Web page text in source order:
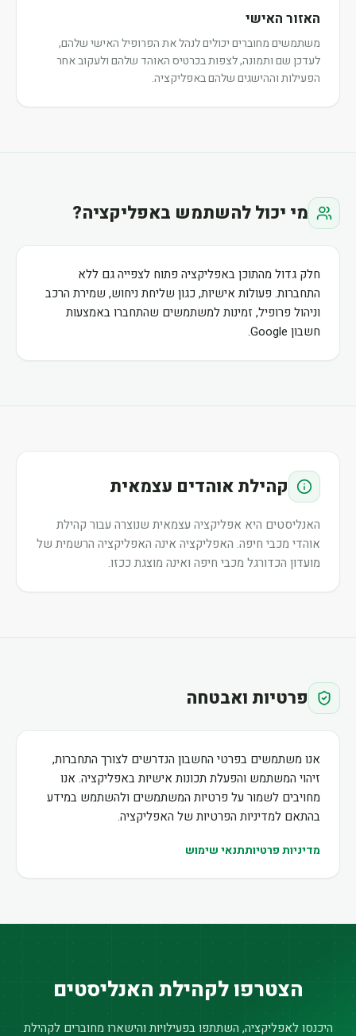
האזור האישי
משתמשים מחוברים יכולים לנהל את הפרופיל האישי שלהם,
לעדכן שם ותמונה, לצפות בכרטיס האוהד שלהם ולעקוב אחר
הפעילות וההישגים שלהם באפליקציה.
מי יכול להשתמש באפליקציה?
חלק גדול מהתוכן באפליקציה פתוח לצפייה גם ללא
התחברות. פעולות אישיות, כגון שליחת ניחוש, שמירת הרכב
וניהול פרופיל, זמינות למשתמשים שהתחברו באמצעות
חשבון Google.
קהילת אוהדים עצמאית
האנליסטים היא אפליקציה עצמאית שנוצרה עבור קהילת
אוהדי מכבי חיפה. האפליקציה אינה האפליקציה הרשמית של
מועדון הכדורגל מכבי חיפה ואינה מוצגת ככזו.
פרטיות ואבטחה
אנו משתמשים בפרטי החשבון הנדרשים לצורך התחברות,
זיהוי המשתמש והפעלת תכונות אישיות באפליקציה. אנו
מחויבים לשמור על פרטיות המשתמשים ולהשתמש במידע
בהתאם למדיניות הפרטיות של האפליקציה.
מדיניות פרטיותתנאי שימוש
הצטרפו לקהילת האנליסטים
היכנסו לאפליקציה, השתתפו בפעילויות והישארו מחוברים לקהילת